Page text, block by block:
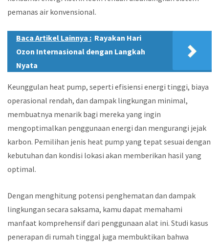
pemanas air konvensional.
Baca Artikel Lainnya : Rayakan Hari
Ozon Internasional dengan Langkah
Nyata
Keunggulan heat pump, seperti efisiensi energi tinggi, biaya
operasional rendah, dan dampak lingkungan minimal,
membuatnya menarik bagi mereka yang ingin
mengoptimalkan penggunaan energi dan mengurangi jejak
karbon. Pemilihan jenis heat pump yang tepat sesuai dengan
kebutuhan dan kondisi lokasi akan memberikan hasil yang
optimal.
Dengan menghitung potensi penghematan dan dampak
lingkungan secara saksama, kamu dapat memahami
manfaat komprehensif dari penggunaan alat ini. Studi kasus
penerapan di rumah tinggal juga membuktikan bahwa